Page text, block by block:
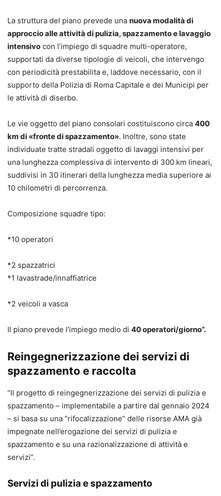
La struttura del piano prevede una nuova modalità di
approccio alle attività di pulizia, spazzamento e lavaggio
intensivo con l’impiego di squadre multi-operatore,
supportati da diverse tipologie di veicoli, che intervengo
con periodicità prestabilita e, laddove necessario, con il
supporto della Polizia di Roma Capitale e dei Municipi per
le attività di diserbo.
Le vie oggetto del piano consolari costituiscono circa 400
km di «fronte di spazzamento». Inoltre, sono state
individuate tratte stradali oggetto di lavaggi intensivi per
una lunghezza complessiva di intervento di 300 km lineari,
suddivisi in 30 itinerari della lunghezza media superiore ai
10 chilometri di percorrenza.
Composizione squadre tipo:
*10 operatori
*2 spazzatrici
*1 lavastrade/innaffiatrice
*2 veicoli a vasca
Il piano prevede l’impiego medio di 40 operatori/giorno”.
Reingegnerizzazione dei servizi di
spazzamento e raccolta
“Il progetto di reingegnerizzazione dei servizi di pulizia e
spazzamento – implementabile a partire dal gennaio 2024
– si basa su una “rifocalizzazione” delle risorse AMA già
impegnate nell’erogazione dei servizi di pulizia e
spazzamento e su una razionalizzazione di attività e
servizi”.
Servizi di pulizia e spazzamento